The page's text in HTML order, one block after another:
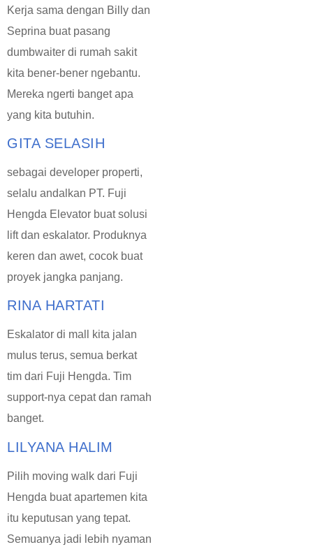
Kerja sama dengan Billy dan
Seprina buat pasang
dumbwaiter di rumah sakit
kita bener-bener ngebantu.
Mereka ngerti banget apa
yang kita butuhin.
GITA SELASIH
sebagai developer properti,
selalu andalkan PT. Fuji
Hengda Elevator buat solusi
lift dan eskalator. Produknya
keren dan awet, cocok buat
proyek jangka panjang.
RINA HARTATI
Eskalator di mall kita jalan
mulus terus, semua berkat
tim dari Fuji Hengda. Tim
support-nya cepat dan ramah
banget.
LILYANA HALIM
Pilih moving walk dari Fuji
Hengda buat apartemen kita
itu keputusan yang tepat.
Semuanya jadi lebih nyaman